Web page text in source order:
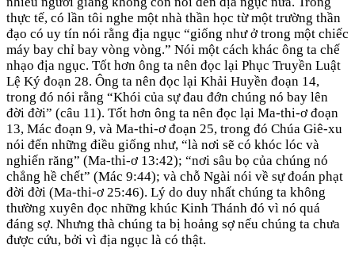
thực tế, có lần tôi nghe một nhà thần học từ một trường thần
đạo có uy tín nói rằng địa ngục “giống như ở trong một chiếc
máy bay chỉ bay vòng vòng.” Nói một cách khác ông ta chế
nhạo địa ngục. Tốt hơn ông ta nên đọc lại Phục Truyền Luật
Lệ Ký đoạn 28. Ông ta nên đọc lại Khải Huyền đoạn 14,
trong đó nói rằng “Khói của sự đau đớn chúng nó bay lên
đời đời” (câu 11). Tốt hơn ông ta nên đọc lại Ma-thi-ơ đoạn
13, Mác đoạn 9, và Ma-thi-ơ đoạn 25, trong đó Chúa Giê-xu
nói đến những điều giống như, “là nơi sẽ có khóc lóc và
nghiến răng” (Ma-thi-ơ 13:42); “nơi sâu bọ của chúng nó
chẳng hề chết” (Mác 9:44); và chỗ Ngài nói về sự đoán phạt
đời đời (Ma-thi-ơ 25:46). Lý do duy nhất chúng ta không
thường xuyên đọc những khúc Kinh Thánh đó vì nó quá
đáng sợ. Nhưng thà chúng ta bị hoảng sợ nếu chúng ta chưa
được cứu, bởi vì địa ngục là có thật.